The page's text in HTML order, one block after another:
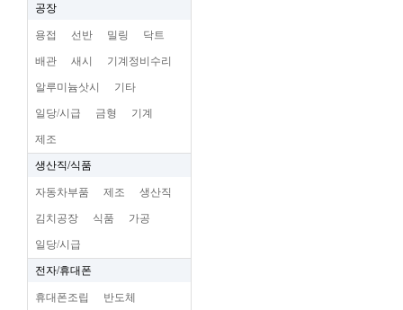
공장
용접 선반 밀링 닥트
배관 새시 기계정비수리
알루미늄삿시 기타
일당/시급 금형 기계
제조
생산직/식품
자동차부품 제조 생산직
김치공장 식품 가공
일당/시급
전자/휴대폰
휴대폰조립 반도체